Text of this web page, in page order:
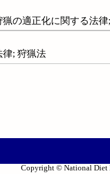
の適正化に関する法
; 狩猟法
Copyright © National Diet